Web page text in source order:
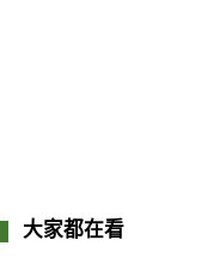
大家都在看